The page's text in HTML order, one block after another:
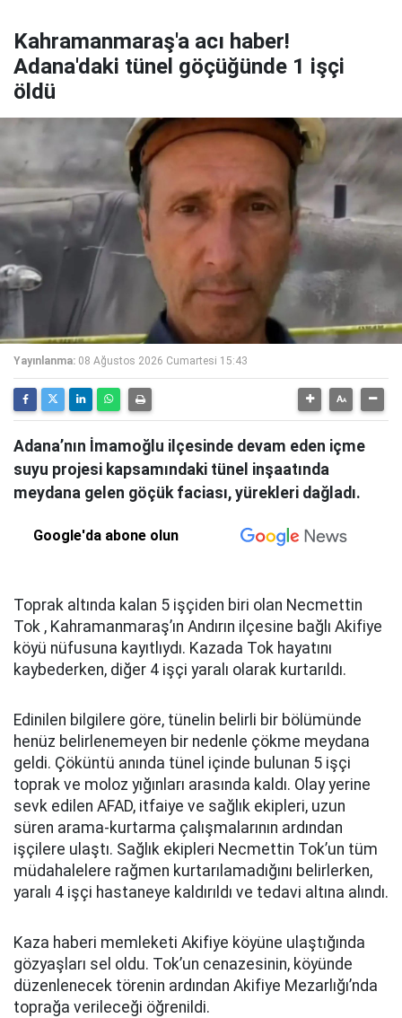
Kahramanmaraş'a acı haber!
Adana'daki tünel göçüğünde 1 işçi
öldü
Yayınlanma: 08 Ağustos 2026 Cumartesi 15:43
Adana’nın İmamoğlu ilçesinde devam eden içme
suyu projesi kapsamındaki tünel inşaatında
meydana gelen göçük faciası, yürekleri dağladı.
Google'da abone olun
Toprak altında kalan 5 işçiden biri olan Necmettin
Tok , Kahramanmaraş’ın Andırın ilçesine bağlı Akifiye
köyü nüfusuna kayıtlıydı. Kazada Tok hayatını
kaybederken, diğer 4 işçi yaralı olarak kurtarıldı.
Edinilen bilgilere göre, tünelin belirli bir bölümünde
henüz belirlenemeyen bir nedenle çökme meydana
geldi. Çöküntü anında tünel içinde bulunan 5 işçi
toprak ve moloz yığınları arasında kaldı. Olay yerine
sevk edilen AFAD, itfaiye ve sağlık ekipleri, uzun
süren arama-kurtarma çalışmalarının ardından
işçilere ulaştı. Sağlık ekipleri Necmettin Tok’un tüm
müdahalelere rağmen kurtarılamadığını belirlerken,
yaralı 4 işçi hastaneye kaldırıldı ve tedavi altına alındı.
Kaza haberi memleketi Akifiye köyüne ulaştığında
gözyaşları sel oldu. Tok’un cenazesinin, köyünde
düzenlenecek törenin ardından Akifiye Mezarlığı’nda
toprağa verileceği öğrenildi.